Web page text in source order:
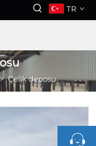
TR
Çelik deposu